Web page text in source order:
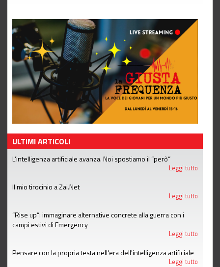
ULTIMI ARTICOLI
L’intelligenza artificiale avanza. Noi spostiamo il “però”
Leggi tutto
Il mio tirocinio a Zai.Net
Leggi tutto
“Rise up”: immaginare alternative concrete alla guerra con i
campi estivi di Emergency
Leggi tutto
Pensare con la propria testa nell'era dell'intelligenza artificiale
Leggi tutto